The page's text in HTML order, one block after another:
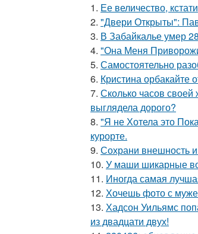
1. Ее величество,
2. "Двери Открыты":
3. В Забайкалье умер
4. "Она Меня
5. Самостоятельно
6. Кристина орбакайте
7. Сколько часов
выглядела дорого?
8. "Я не Хотела это
курорте.
9. Сохрани внешность
10. У маши шикарные
11. Иногда самая
12. Хочешь фото с
13. Хадсон Уильямс
из двадцати двух!